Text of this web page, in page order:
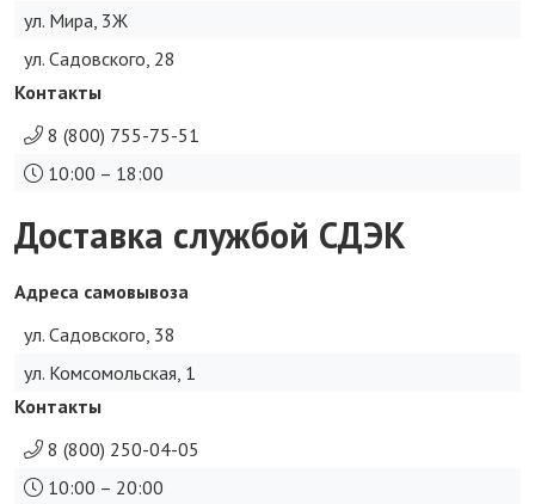
ул. Мира, 3Ж
ул. Садовского, 28
Контакты
8 (800) 755-75-51
10:00 – 18:00
Доставка службой СДЭК
Адреса самовывоза
ул. Садовского, 38
ул. Комсомольская, 1
Контакты
8 (800) 250-04-05
10:00 – 20:00